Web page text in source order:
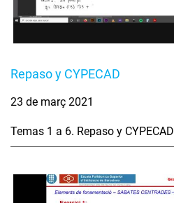
Repaso y CYPECAD
23 de març 2021
Temas 1 a 6. Repaso y CYPECAD